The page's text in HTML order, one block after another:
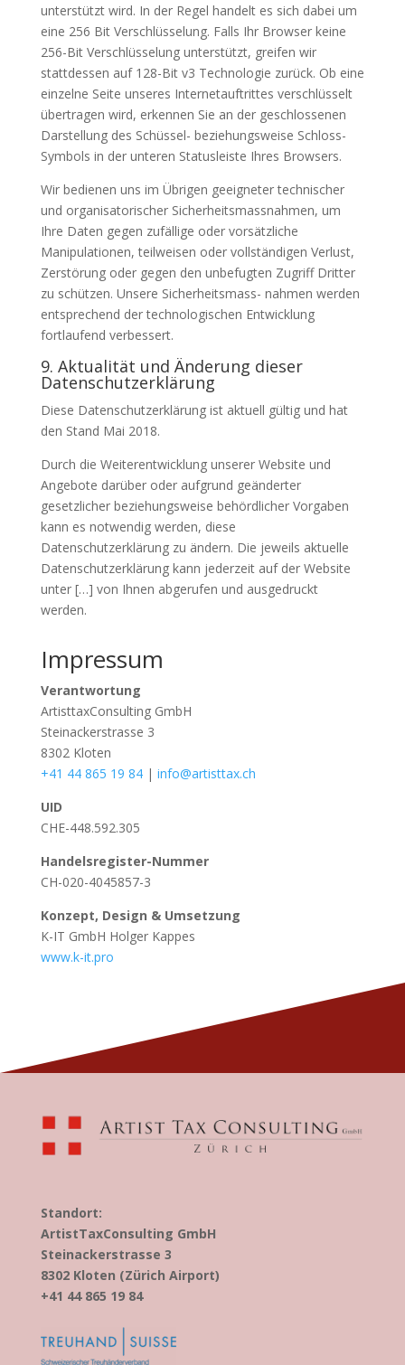
unterstützt wird. In der Regel handelt es sich dabei um
eine 256 Bit Verschlüsselung. Falls Ihr Browser keine
256-Bit Verschlüsselung unterstützt, greifen wir
stattdessen auf 128-Bit v3 Technologie zurück. Ob eine
einzelne Seite unseres Internetauftrittes verschlüsselt
übertragen wird, erkennen Sie an der geschlossenen
Darstellung des Schüssel- beziehungsweise Schloss-
Symbols in der unteren Statusleiste Ihres Browsers.
Wir bedienen uns im Übrigen geeigneter technischer
und organisatorischer Sicherheitsmassnahmen, um
Ihre Daten gegen zufällige oder vorsätzliche
Manipulationen, teilweisen oder vollständigen Verlust,
Zerstörung oder gegen den unbefugten Zugriff Dritter
zu schützen. Unsere Sicherheitsmass- nahmen werden
entsprechend der technologischen Entwicklung
fortlaufend verbessert.
9. Aktualität und Änderung dieser
Datenschutzerklärung
Diese Datenschutzerklärung ist aktuell gültig und hat
den Stand Mai 2018.
Durch die Weiterentwicklung unserer Website und
Angebote darüber oder aufgrund geänderter
gesetzlicher beziehungsweise behördlicher Vorgaben
kann es notwendig werden, diese
Datenschutzerklärung zu ändern. Die jeweils aktuelle
Datenschutzerklärung kann jederzeit auf der Website
unter […] von Ihnen abgerufen und ausgedruckt
werden.
Impressum
Verantwortung
ArtisttaxConsulting GmbH
Steinackerstrasse 3
8302 Kloten
+41 44 865 19 84| info@artisttax.ch
UID
CHE-448.592.305
Handelsregister-Nummer
CH-020-4045857-3
Konzept, Design & Umsetzung
K-IT GmbH Holger Kappes
www.k-it.pro
Standort:
ArtistTaxConsulting GmbH
Steinackerstrasse 3
8302 Kloten (Zürich Airport)
+41 44 865 19 84